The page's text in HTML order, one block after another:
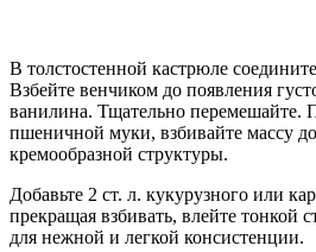
В толстостенной кастрюле
Взбейте венчиком до появления
ванилина. Тщательно перемешайте.
пшеничной муки, взбивайте массу
кремообразной структуры.
Добавьте 2 ст. л. кукурузного или
прекращая взбивать, влейте тонкой
для нежной и легкой консистенции.